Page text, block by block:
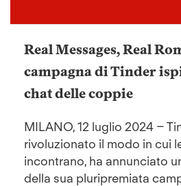
Real Messages, Real
campagna di Tinder
chat delle coppie
MILANO, 12 luglio 2024 –
rivoluzionato il modo in cui
incontrano, ha annunciato
della sua pluripremiata